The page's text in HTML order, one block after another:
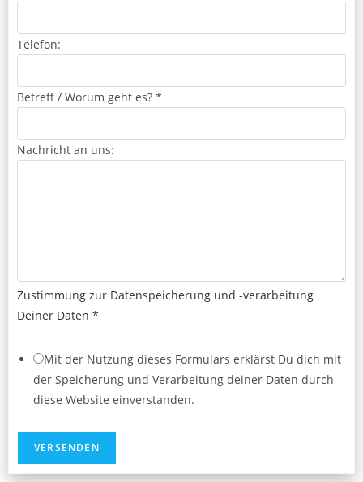
Telefon:
g
h
t
f
f
/
Betreff / Worum geht es? *
Nachricht an uns:
Zustimmung zur Datenspeicherung und -verarbeitung
Deiner Daten *
Mit der Nutzung dieses Formulars erklärst Du dich mit
der Speicherung und Verarbeitung deiner Daten durch
diese Website einverstanden.
VERSENDEN